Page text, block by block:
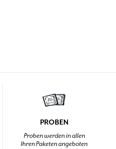
PROBEN
Proben werden in allen
Ihren Paketen angeboten